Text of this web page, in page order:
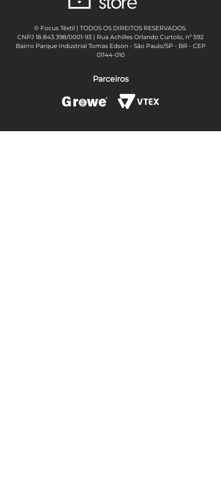
© Focus Têxtil | TODOS OS DIREITOS RESERVADOS.
CNPJ 18.843.398/0001-93 | Rua Achilles Orlando Curtolo, nº 592
Bairro Parque Industrial Tomas Edson - São Paulo/SP - BR - CEP
01144-010
Parceiros